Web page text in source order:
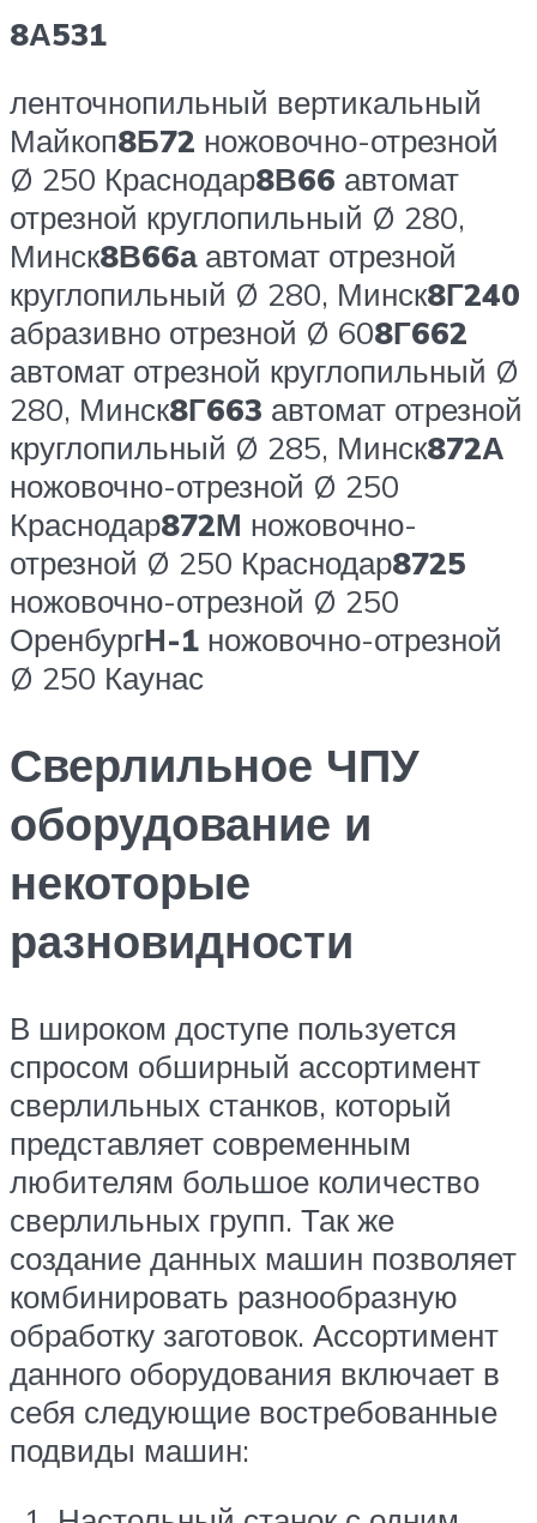
8А531
ленточнопильный вертикальный
Майкоп8Б72 ножовочно-отрезной
Ø 250 Краснодар8В66 автомат
отрезной круглопильный Ø 280,
Минск8В66аавтомат отрезной
круглопильный Ø 280, Минск8Г240
абразивно отрезной Ø 608Г662
автомат отрезной круглопильный Ø
280, Минск8Г663 автомат отрезной
круглопильный Ø 285, Минск872А
ножовочно-отрезной Ø 250
Краснодар872М ножовочно-
отрезной Ø 250 Краснодар8725
ножовочно-отрезной Ø 250
ОренбургН-1 ножовочно-отрезной
Ø 250 Каунас
Сверлильное ЧПУ
оборудование и
некоторые
разновидности
В широком доступе пользуется
спросом обширный ассортимент
сверлильных станков, который
представляет современным
любителям большое количество
сверлильных групп. Так же
создание данных машин позволяет
комбинировать разнообразную
обработку заготовок. Ассортимент
данного оборудования включает в
себя следующие востребованные
подвиды машин: